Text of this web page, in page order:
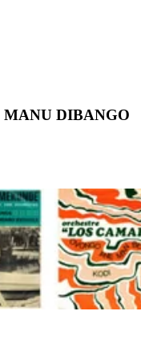
MANU DIBANGO